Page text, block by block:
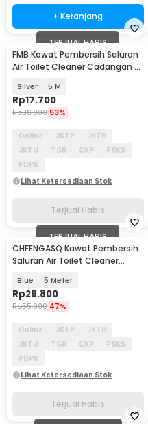
+ Keranjang
TERJUAL HABIS
FMB Kawat Pembersih Saluran
Air Toilet Cleaner Cadangan -
Silver 5 M
Rp17.700
Rp36.900 53%
Online JKTP
JKTB
JKTU
TGR CKP
PBKS
PDPK
Lihat Ketersediaan Stok
Terjual Habis
TERJUAL HABIS
CHFENGASQ Kawat Pembersih
Saluran Air Toilet Cleaner
Blue 5 Meter
Rp29.800
Rp55.900 47%
Online JKTP
JKTB
JKTU
TGR CKP
PBKS
PDPK
Lihat Ketersediaan Stok
Terjual Habis